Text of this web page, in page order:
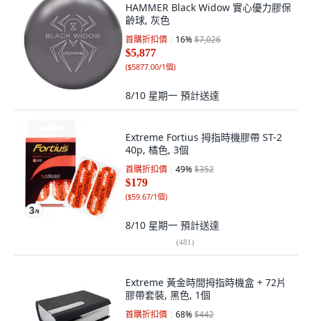
HAMMER Black Widow 實心優力膠保
齡球, 灰色
首購折扣價 16%$7,026
$5,877
($5877.00/1個)
8/10 星期一 預計送達
Extreme Fortius 拇指時機膠帶 ST-2
40p, 橘色, 3個
首購折扣價 49%$352
$179
($59.67/1個)
8/10 星期一 預計送達
(481)
Extreme 黃金時間拇指時機盒 + 72片
膠帶套裝, 黑色, 1個
首購折扣價 68%$442